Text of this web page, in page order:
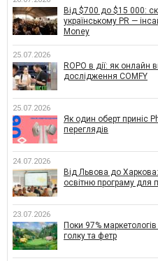
Від $700 до $15 000:
українському PR —
Money
25.07.2026
ROPO в дії: як
дослідження COMFY
25.07.2026
Як один оберт приніс
переглядів
24.07.2026
Від Львова до
освітню програму для
23.07.2026
Поки 97%
голку та фетр